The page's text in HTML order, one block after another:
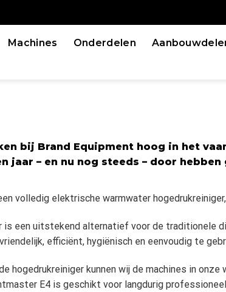
Machines Onderdelen
bij Brand Equipment hoog in het
– en nu nog steeds – door hebben
volledig elektrische warmwater
is een uitstekend alternatief voor de traditionele
efficiënt, hygiënisch en eenvoudig te
hogedrukreiniger kunnen wij de machines in
E4 is geschikt voor langdurig